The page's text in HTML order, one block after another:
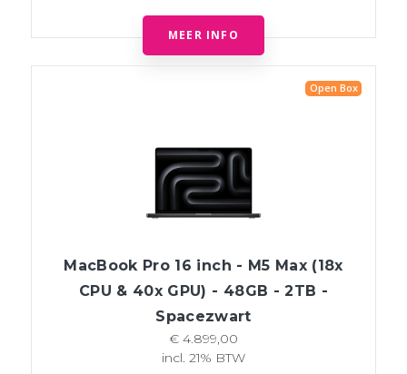
MEER INFO
Open Box
MacBook Pro 16 inch - M5 Max (18x
CPU & 40x GPU) - 48GB - 2TB -
Spacezwart
€ 4.899,00
incl. 21% BTW